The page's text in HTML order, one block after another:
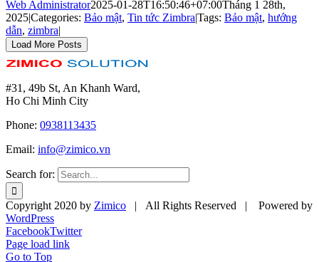
Web Administrator2025-01-28T16:50:46+07:00Tháng 1 28th,
2025|Categories: Bảo mật, Tin tức Zimbra|Tags: Bảo mật, hướng
dẫn, zimbra|
Load More Posts
#31, 49b St, An Khanh Ward,
Ho Chi Minh City
Phone: 0938113435
Email: info@zimico.vn
Search for:
Copyright 2020 by Zimico | All Rights Reserved | Powered by
WordPress
FacebookTwitter
Page load link
Go to Top